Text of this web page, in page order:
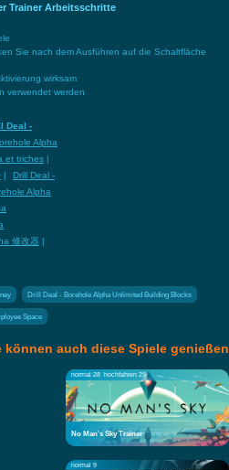
Trainer Arbeitsschritte
Sie nach dem Ausführen auf die Schaltfläche
wirksam
verwendet werden
Deal -
Alpha
et triches |
|
Drill Deal -
Alpha
修改器 |
Drill Deal - Borehole Alpha Unlimited Building Blocks
Space
können auch diese Spiele genießen
normal 28 hochfahren 29
No Man's Sky Trainer
normal 9